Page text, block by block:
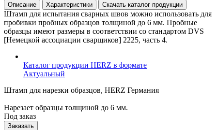
Описание
Характеристики Скачать каталог продукции
Штамп для испытания сварных швов можно использовать для
пробивки пробных образцов толщиной до 6 мм. Пробные
образцы имеют размеры в соответствии со стандартом DVS
[Немецкой ассоциации сварщиков] 2225, часть 4.
Каталог продукции HERZ в формате
Актуальный
Штамп для нарезки образцов, HERZ Германия
Нарезает образцы толщиной до 6 мм.
Под заказ
Заказать